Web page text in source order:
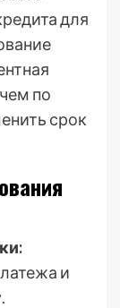
для
по
срок
и